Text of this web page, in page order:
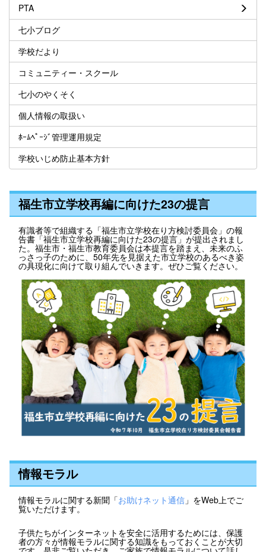
PTA
七小ブログ
学校だより
コミュニティー・スクール
七小のやくそく
個人情報の取扱い
ﾎｰﾑﾍﾟｰｼﾞ管理運用規定
学校いじめ防止基本方針
福生市立学校再編に向けた23の提言
有識者等で組織する「福生市立学校在り方検討委員会」の報
告書「福生市立学校再編に向けた23の提言」が提出されまし
た。福生市・福生市教育委員会は本提言を踏まえ、未来のふ
っさっ子のために、50年先を見据えた市立学校のあるべき姿
の具現化に向けて取り組んでいきます。ぜひご覧ください。
情報モラル
情報モラルに関する新聞「お助けネット通信 」をWeb上でご
覧いただけます。
子供たちがインターネットを安全に活用するためには、保護
者の方々が情報モラルに関する知識をもっておくことが大切